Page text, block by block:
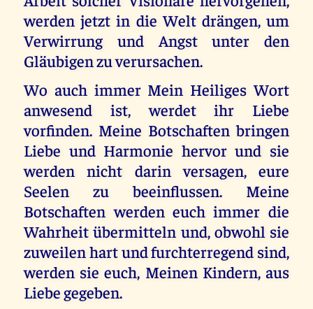
werden jetzt in die Welt drängen, um
Verwirrung und Angst unter den
Gläubigen zu verursachen.
Wo auch immer Mein Heiliges Wort
anwesend ist, werdet ihr Liebe
vorfinden. Meine Botschaften bringen
Liebe und Harmonie hervor und sie
werden nicht darin versagen, eure
Seelen zu beeinflussen. Meine
Botschaften werden euch immer die
Wahrheit übermitteln und, obwohl sie
zuweilen hart und furchterregend sind,
werden sie euch, Meinen Kindern, aus
Liebe gegeben.